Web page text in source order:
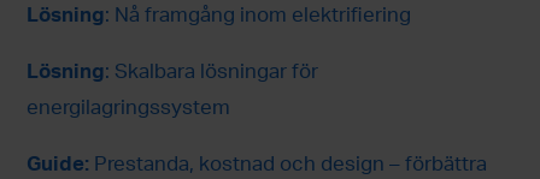
Lösning: Nå framgång inom elektrifiering
Lösning: Skalbara lösningar för
energilagringssystem
Guide: Prestanda, kostnad och design – förbättra